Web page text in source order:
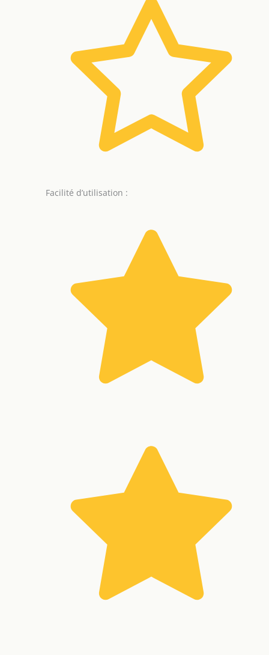
Facilité d’utilisation :